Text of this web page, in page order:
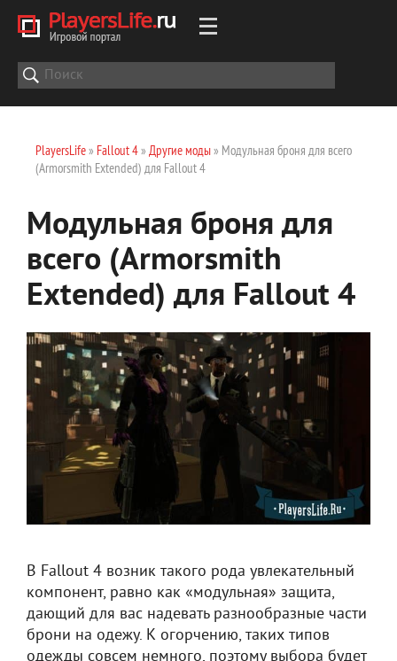
PlayersLife» Fallout 4» Другие моды» Модульная броня для всего
(Armorsmith Extended) для Fallout 4
Модульная броня для
всего (Armorsmith
Extended) для Fallout 4
В Fallout 4 возник такого рода увлекательный
компонент, равно как «модульная» защита,
дающий для вас надевать разнообразные части
брони на одежу. К огорчению, таких типов
одежды совсем немного, поэтому выбора будет